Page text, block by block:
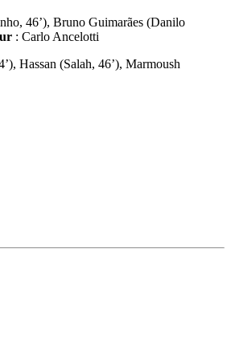
46’), Bruno Guimarães (Danilo
: Carlo Ancelotti
Hassan (Salah, 46’), Marmoush